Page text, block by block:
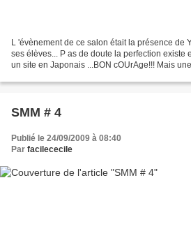
L 'évènement de ce salon était la présence de
ses élèves... P as de doute la perfection existe
un site en Japonais ...BON cOUrAge!!! Mais
SMM # 4
Publié le 24/09/2009 à 08:40
Par facilececile